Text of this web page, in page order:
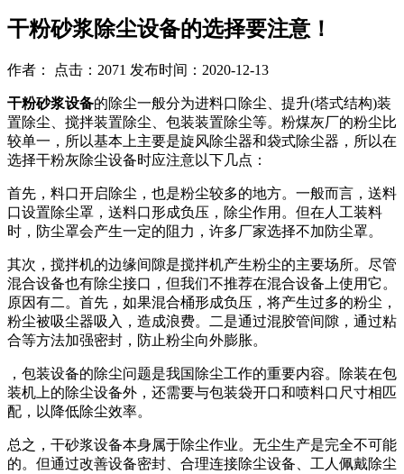
干粉砂浆除尘设备的选择要注意！
作者： 点击：2071 发布时间：2020-12-13
干粉砂浆设备的除尘一般分为进料口除尘、提升(塔式结构)装
置除尘、搅拌装置除尘、包装装置除尘等。粉煤灰厂的粉尘比
较单一，所以基本上主要是旋风除尘器和袋式除尘器，所以在
选择干粉灰除尘设备时应注意以下几点：
首先，料口开启除尘，也是粉尘较多的地方。一般而言，送料
口设置除尘罩，送料口形成负压，除尘作用。但在人工装料
时，防尘罩会产生一定的阻力，许多厂家选择不加防尘罩。
其次，搅拌机的边缘间隙是搅拌机产生粉尘的主要场所。尽管
混合设备也有除尘接口，但我们不推荐在混合设备上使用它。
原因有二。首先，如果混合桶形成负压，将产生过多的粉尘，
粉尘被吸尘器吸入，造成浪费。二是通过混胶管间隙，通过粘
合等方法加强密封，防止粉尘向外膨胀。
，包装设备的除尘问题是我国除尘工作的重要内容。除装在包
装机上的除尘设备外，还需要与包装袋开口和喷料口尺寸相匹
配，以降低除尘效率。
总之，干砂浆设备本身属于除尘作业。无尘生产是完全不可能
的。但通过改善设备密封、合理连接除尘设备、工人佩戴除尘